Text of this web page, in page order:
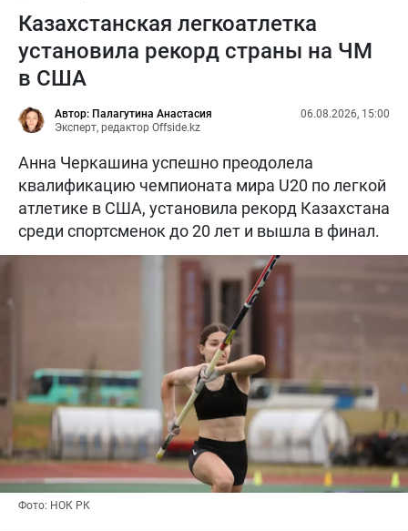
Казахстанская легкоатлетка
установила рекорд страны на ЧМ
в США
Автор: Палагутина Анастасия
Эксперт, редактор Offside.kz
06.08.2026, 15:00
Анна Черкашина успешно преодолела
квалификацию чемпионата мира U20 по легкой
атлетике в США, установила рекорд Казахстана
среди спортсменок до 20 лет и вышла в финал.
Фото: НОК РК